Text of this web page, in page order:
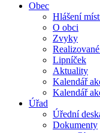
Obec
Hlášení
O obci
Zvyky
Lipníček
Aktuality
Kalendář
Kalendář
Úřad
Úřední
Dokumenty